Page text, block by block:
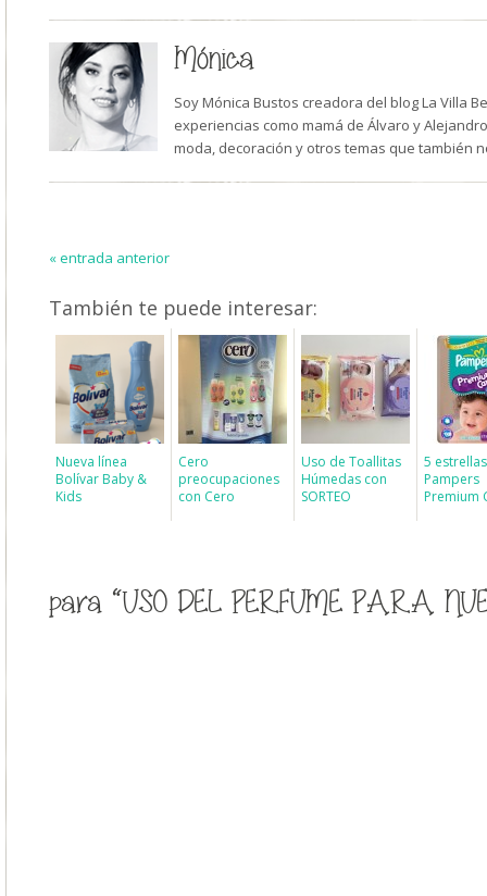
Mónica
Soy Mónica Bustos creadora del blog La Villa
experiencias como mamá de Álvaro y
moda, decoración y otros temas que también
« entrada anterior
También te puede interesar:
Nueva línea
Bolívar Baby &
Kids
Cero
preocupaciones
con Cero
Uso de Toallitas
Húmedas con
SORTEO
5
Pampers
Premium
para “USO DEL PERFUME PARA